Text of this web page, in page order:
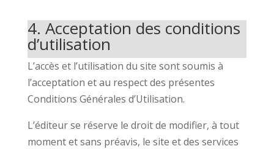
4. Acceptation des conditions
d’utilisation
L’accès et l’utilisation du site sont soumis à
l’acceptation et au respect des présentes
Conditions Générales d’Utilisation.
L’éditeur se réserve le droit de modifier, à tout
moment et sans préavis, le site et des services